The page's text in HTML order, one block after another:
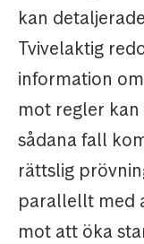
kan
Tvivelaktig
information
mot regler kan
sådana fall
rättslig
parallellt med
mot att öka